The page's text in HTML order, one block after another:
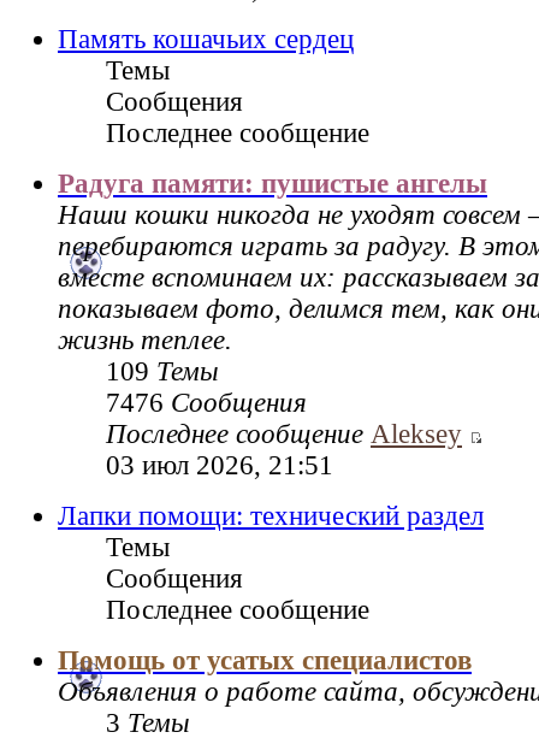
Память кошачьих сердец
Темы
Сообщения
Последнее сообщение
Радуга памяти: пушистые ангелы
Наши кошки никогда не уходят
перебираются играть за радугу. В
вместе вспоминаем их: рассказываем
показываем фото, делимся тем, как
жизнь теплее.
109 Темы
7476 Сообщения
Последнее сообщение Aleksey
03 июл 2026, 21:51
Лапки помощи: технический раздел
Темы
Сообщения
Последнее сообщение
Помощь от усатых специалистов
Объявления о работе сайта,
3 Темы